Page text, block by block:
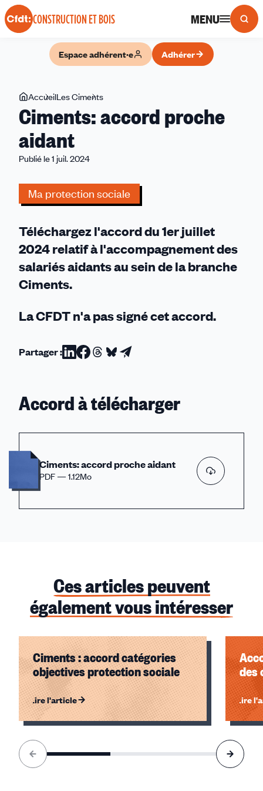
Panneau de gestion des cookies
CONSTRUCTION ET BOIS MENU
Espace adhérent·e Adhérer
Vous
êtes
ici
AccueilLes Ciments
accord
Ciments: accord proche
aidant
Publié le 1 juil. 2024
Ma protection sociale
Téléchargez l'accord du 1er juillet
2024 relatif à l'accompagnement des
salariés aidants au sein de la branche
Ciments.
La CFDT n'a pas signé cet accord.
Partager :Partager
Linkedin
Partager
Facebook
Partager
Threads
Partager
Bluesky
Partager
email
Accord à télécharger
Ciments: accord proche aidant
PDF — 1.12Mo
Ces articles peuvent
également vous intéresser
Ciments : accord catégories
objectives protection sociale
Lire l'article
des
Lire